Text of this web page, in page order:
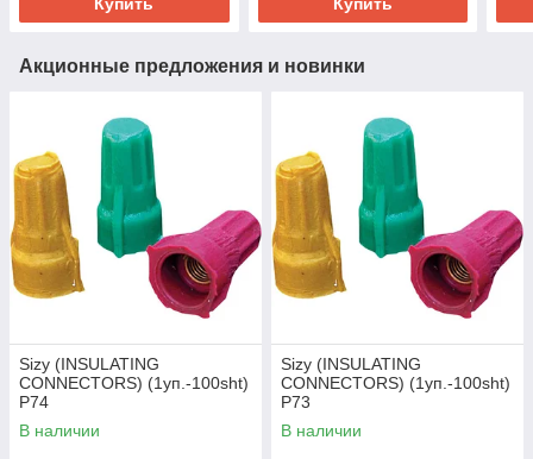
Купить Купить
Акционные предложения и новинки
Sizy (INSULATING
CONNECTORS) (1уп.-100sht)
Р74
В наличии
Sizy (INSULATING
CONNECTORS) (1уп.-100sht)
Р73
В наличии